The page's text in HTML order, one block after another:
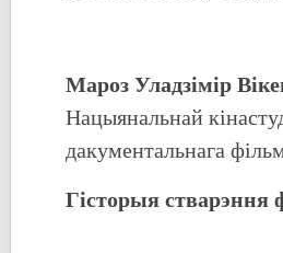
Мароз Уладзімір
Нацыянальнай
дакументальнага
Гісторыя стварэння